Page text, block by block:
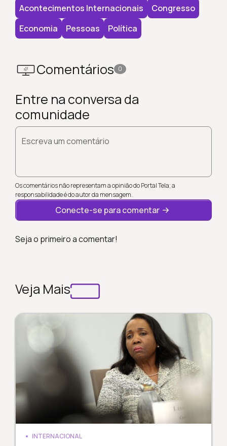
Acontecimentos Internacionais
Congresso
Economia
Pessoas Política
Comentários 0
Entre na conversa da
comunidade
Escreva um comentário
Os comentários não representam a opinião do Portal Tela; a
responsabilidade é do autor da mensagem.
Conecte-se para comentar
Seja o primeiro a comentar!
Veja Mais
INTERNACIONAL